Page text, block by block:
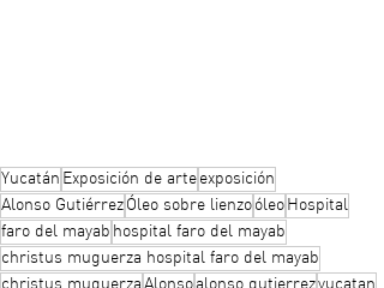
Yucatán Exposición de arte exposición
Alonso Gutiérrez Óleo sobre lienzo óleo Hospital
faro del mayab hospital faro del mayab
christus muguerza hospital faro del mayab